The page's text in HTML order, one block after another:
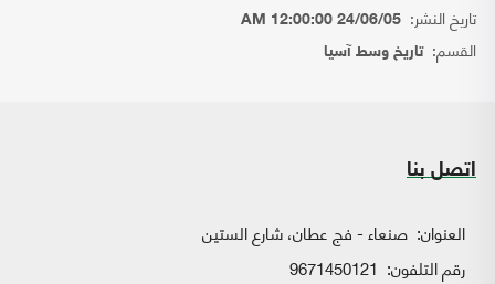
تاريخ النشر: 24/06/05 12:00:00 AM
القسم:تاريخ وسط آسيا
اتصل بنا
العنوان: صنعاء - فج عطان، شارع الستين
رقم التلفون: 9671450121